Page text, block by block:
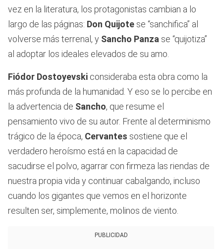
vez en la literatura, los protagonistas cambian a lo
largo de las páginas: Don Quijote se “sanchifica” al
volverse más terrenal, y Sancho Panza se “quijotiza”
al adoptar los ideales elevados de su amo.
Fiódor Dostoyevski consideraba esta obra como la
más profunda de la humanidad. Y eso se lo percibe en
la advertencia de Sancho, que resume el
pensamiento vivo de su autor. Frente al determinismo
trágico de la época, Cervantes sostiene que el
verdadero heroísmo está en la capacidad de
sacudirse el polvo, agarrar con firmeza las riendas de
nuestra propia vida y continuar cabalgando, incluso
cuando los gigantes que vemos en el horizonte
resulten ser, simplemente, molinos de viento.
PUBLICIDAD